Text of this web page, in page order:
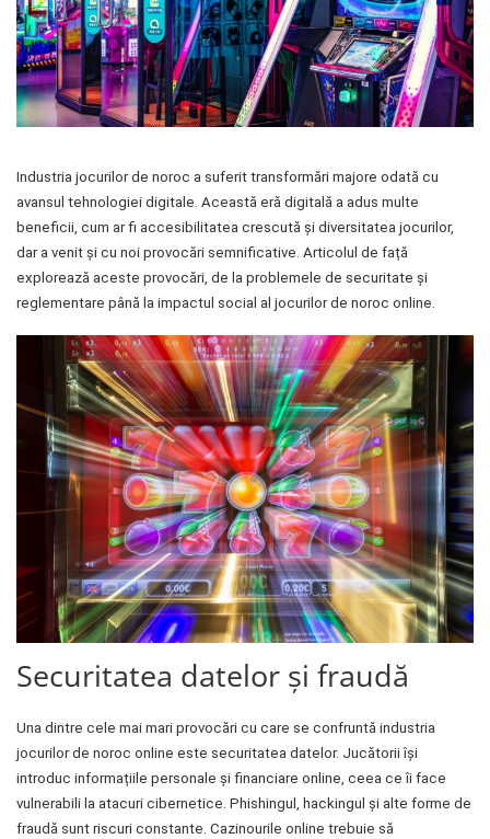
Bijuterii pentru barbati
Inele
Lanturi
Bratari
Verighete
Bijuterii din argint placate cu aur
24K
Industria jocurilor de noroc a suferit transformări majore odată cu
avansul tehnologiei digitale. Această eră digitală a adus multe
beneficii, cum ar fi accesibilitatea crescută și diversitatea jocurilor,
dar a venit și cu noi provocări semnificative. Articolul de față
explorează aceste provocări, de la problemele de securitate și
reglementare până la impactul social al jocurilor de noroc online.
Securitatea datelor și fraudă
Una dintre cele mai mari provocări cu care se confruntă industria
jocurilor de noroc online este securitatea datelor. Jucătorii își
introduc informațiile personale și financiare online, ceea ce îi face
vulnerabili la atacuri cibernetice. Phishingul, hackingul și alte forme de
fraudă sunt riscuri constante. Cazinourile online trebuie să